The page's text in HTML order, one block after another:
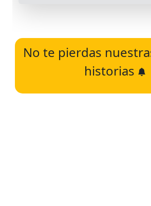
No te pierdas
historias